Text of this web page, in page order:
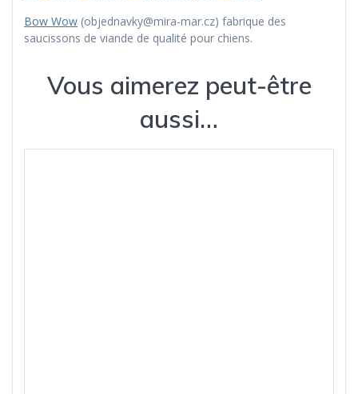
Bow Wow (objednavky@mira-mar.cz) fabrique des
saucissons de viande de qualité pour chiens.
Vous aimerez peut-être
aussi…